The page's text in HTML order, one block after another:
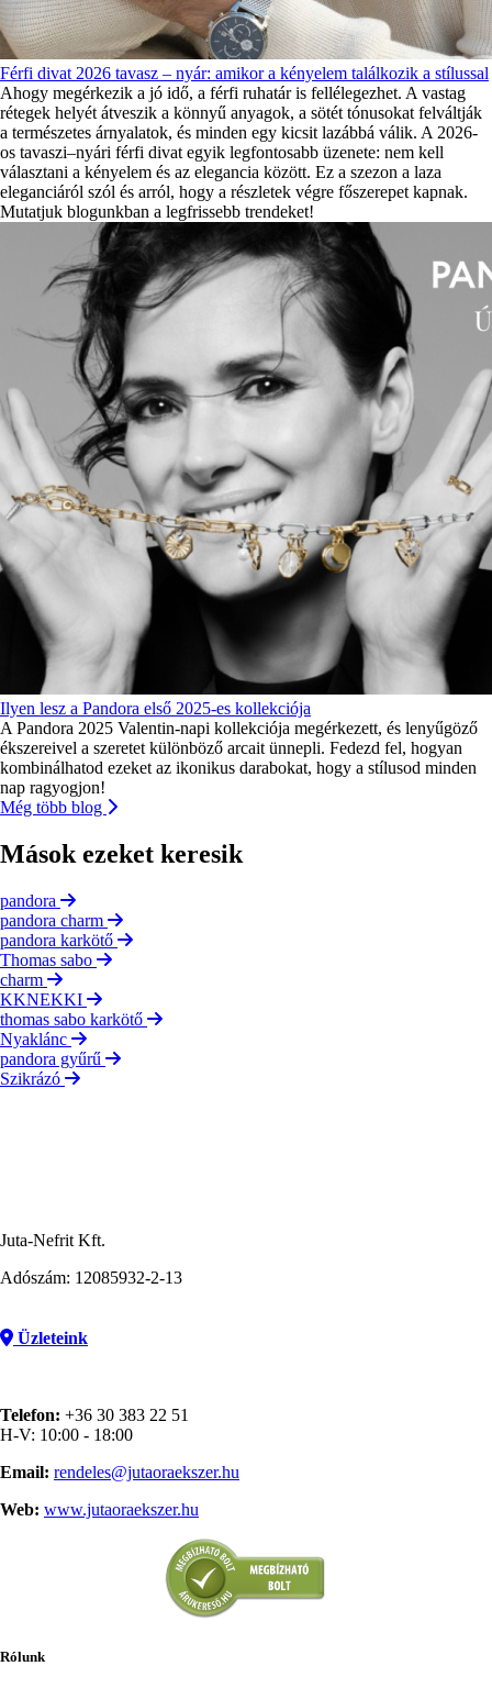
Férfi divat 2026 tavasz – nyár: amikor a kényelem találkozik a stílussal
Ahogy megérkezik a jó idő, a férfi ruhatár is fellélegezhet. A vastag
rétegek helyét átveszik a könnyű anyagok, a sötét tónusokat felváltják
a természetes árnyalatok, és minden egy kicsit lazábbá válik. A 2026-
os tavaszi–nyári férfi divat egyik legfontosabb üzenete: nem kell
választani a kényelem és az elegancia között. Ez a szezon a laza
eleganciáról szól és arról, hogy a részletek végre főszerepet kapnak.
Mutatjuk blogunkban a legfrissebb trendeket!
Ilyen lesz a Pandora első 2025-es kollekciója
A Pandora 2025 Valentin-napi kollekciója megérkezett, és lenyűgöző
ékszereivel a szeretet különböző arcait ünnepli. Fedezd fel, hogyan
kombinálhatod ezeket az ikonikus darabokat, hogy a stílusod minden
nap ragyogjon!
Még több blog
Mások ezeket keresik
pandora
pandora charm
pandora karkötő
Thomas sabo
charm
KKNEKKI
thomas sabo karkötő
Nyaklánc
pandora gyűrű
Szikrázó
Juta-Nefrit Kft.
Adószám: 12085932-2-13
Üzleteink
Telefon: +36 30 383 22 51
H-V: 10:00 - 18:00
Email: rendeles@jutaoraekszer.hu
Web: www.jutaoraekszer.hu
Rólunk